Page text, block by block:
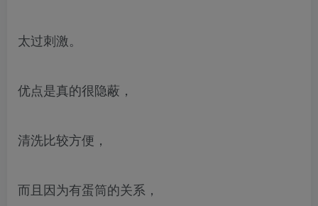
太过刺激。
优点是真的很隐蔽，
清洗比较方便，
而且因为有蛋筒的关系，